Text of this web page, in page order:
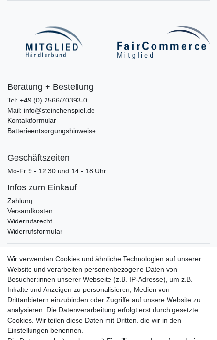
Beratung + Bestellung
Tel: +49 (0) 2566/70393-0
Mail: info@steinchenspiel.de
Kontaktformular
Batterieentsorgungshinweise
Geschäftszeiten
Mo-Fr 9 - 12:30 und 14 - 18 Uhr
Infos zum Einkauf
Zahlung
Versandkosten
Widerrufsrecht
Widerrufsformular
Verpackungslizenz
bei der Landbell AG
Zahlungsarten
Vorabüberweisung
Rechnungskauf
Zahlung bei Abholung
PayPal (inkl. Kreditkarten)
Wir verwenden Cookies und ähnliche Technologien auf unserer
Website und verarbeiten personenbezogene Daten von
Besucher:innen unserer Webseite (z.B. IP-Adresse), um z.B.
Inhalte und Anzeigen zu personalisieren, Medien von
Drittanbietern einzubinden oder Zugriffe auf unsere Website zu
analysieren. Die Datenverarbeitung erfolgt erst durch gesetzte
Cookies. Wir teilen diese Daten mit Dritten, die wir in den
Einstellungen benennen.